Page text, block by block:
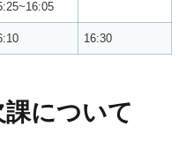
16:30
について